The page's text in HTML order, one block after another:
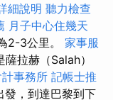
細說明 聽力檢查
月子中心住幾天
2-3公里。 家事服
薩拉赫（Salah）
事務所 記帳士推
發，到達巴黎到下